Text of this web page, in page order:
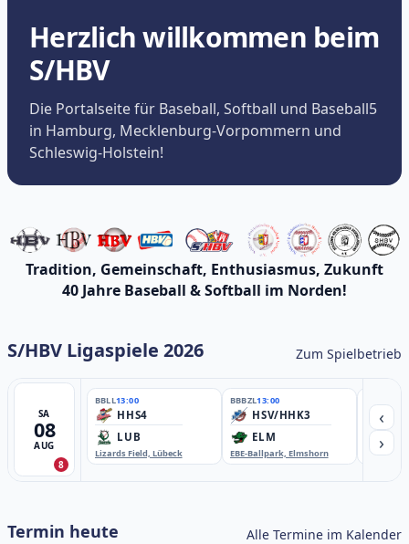
Herzlich willkommen beim
S/HBV
Die Portalseite für Baseball, Softball und Baseball5
in Hamburg, Mecklenburg-Vorpommern und
Schleswig-Holstein!
Tradition, Gemeinschaft, Enthusiasmus, Zukunft
40 Jahre Baseball & Softball im Norden!
S/HBV Ligaspiele 2026 Zum Spielbetrieb
SA
08
AUG
8
BBLL13:00
HHS4
LUB
Lizards Field, Lübeck
BBBZL13:00
HSV/HHK3
ELM
EBE-Ballpark, Elmshorn
‹
›
Termin heute Alle Termine im Kalender